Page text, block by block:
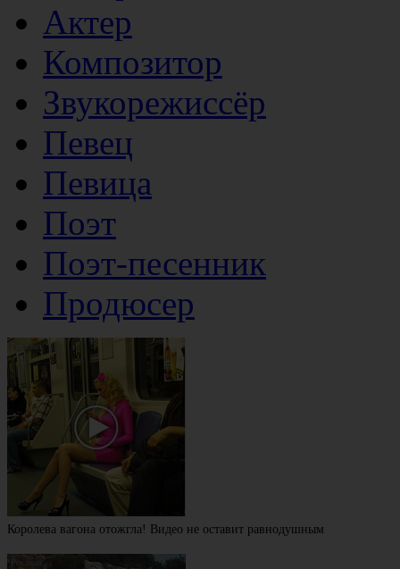
Актер
Композитор
Звукорежиссёр
Певец
Певица
Поэт
Поэт-песенник
Продюсер
Королева вагона отожгла! Видео не оставит равнодушным